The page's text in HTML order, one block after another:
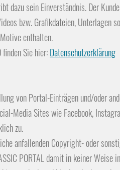
dazu sein Einverständnis. Der
bzw. Grafikdateien, Unterlagen
enthalten.
Sie hier:Datenschutzerklärung
von Portal-Einträgen und/oder
Media Sites wie Facebook,
zu.
anfallenden Copyright- oder
PORTAL damit in keiner Weise